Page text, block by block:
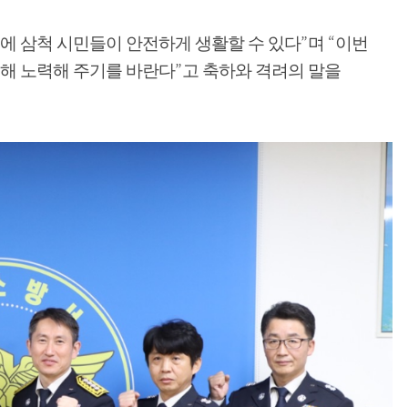
삼척 시민들이 안전하게 생활할 수 있다”며 “이번
노력해 주기를 바란다”고 축하와 격려의 말을